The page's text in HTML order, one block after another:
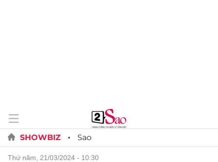
SHOWBIZ Sao
thứ năm, 21/03/2024 - 10:30